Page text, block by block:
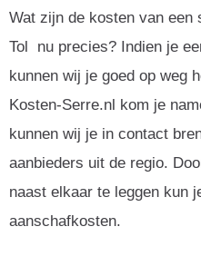
Wat zijn de kosten van een
Tol nu precies? Indien je
kunnen wij je goed op weg
Kosten-Serre.nl kom je
kunnen wij je in contact
aanbieders uit de regio.
naast elkaar te leggen kun
aanschafkosten.